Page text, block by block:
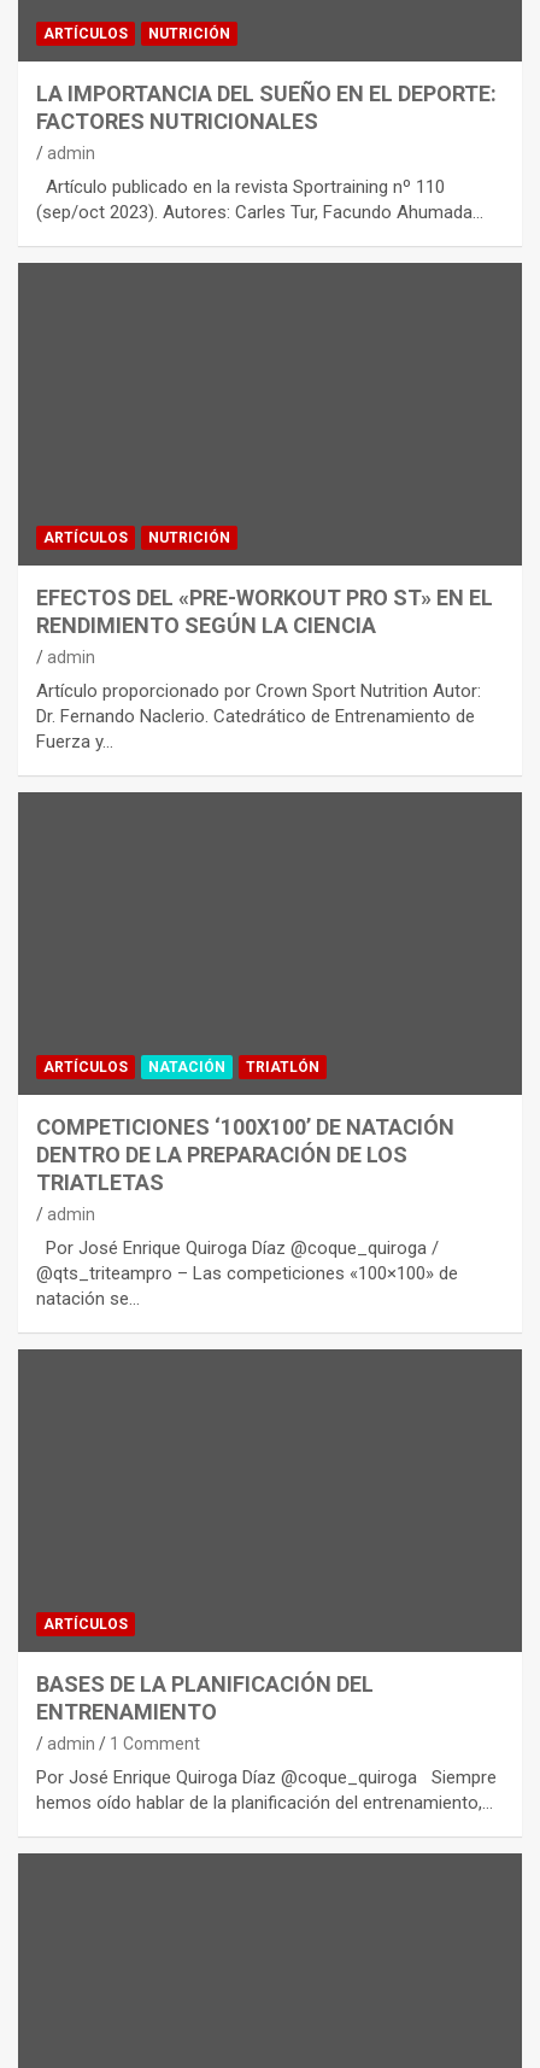
ARTÍCULOS NUTRICIÓN
LA IMPORTANCIA DEL SUEÑO EN EL DEPORTE:
FACTORES NUTRICIONALES
admin
Artículo publicado en la revista Sportraining nº 110
(sep/oct 2023). Autores: Carles Tur, Facundo Ahumada…
ARTÍCULOS NUTRICIÓN
EFECTOS DEL «PRE-WORKOUT PRO ST» EN EL
RENDIMIENTO SEGÚN LA CIENCIA
admin
Artículo proporcionado por Crown Sport Nutrition Autor:
Dr. Fernando Naclerio. Catedrático de Entrenamiento de
Fuerza y…
ARTÍCULOS NATACIÓN TRIATLÓN
COMPETICIONES ‘100X100’ DE NATACIÓN
DENTRO DE LA PREPARACIÓN DE LOS
TRIATLETAS
admin
Por José Enrique Quiroga Díaz @coque_quiroga /
@qts_triteampro – Las competiciones «100×100» de
natación se…
ARTÍCULOS
BASES DE LA PLANIFICACIÓN DEL
ENTRENAMIENTO
admin 1 Comment
Por José Enrique Quiroga Díaz @coque_quiroga Siempre
hemos oído hablar de la planificación del entrenamiento,…